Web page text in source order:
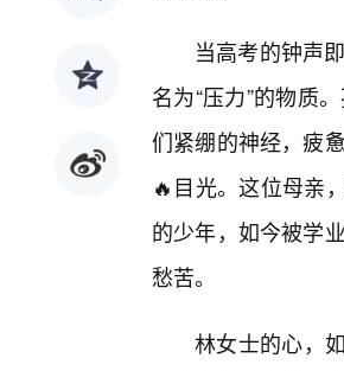
当高考的钟声
名为“压力”的物质
们紧绷的神经，疲
🔥目光。这位母亲
的少年，如今被学
愁苦。
林女士的心，